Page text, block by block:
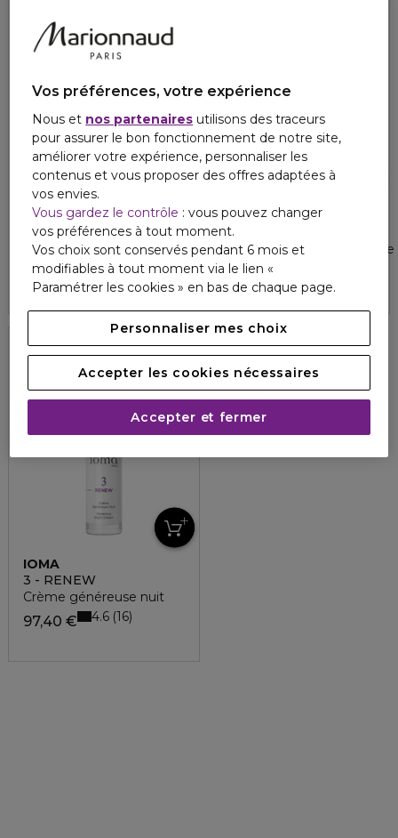
Exclusivité
IOMA
2 - ENERGIZE
Vitality Shot
79,80 €
4.4 105
IOMA
3 - RENEW
Crème Sublime Revitalisante
201,00 €
Exclusivité
IOMA
3 - RENEW
Crème généreuse nuit
97,40 € 4.6 16
Vos préférences, votre expérience
Nous et nos partenaires utilisons des traceurs
pour assurer le bon fonctionnement de notre site,
améliorer votre expérience, personnaliser les
contenus et vous proposer des offres adaptées à
vos envies.
Vous gardez le contrôle : vous pouvez changer
vos préférences à tout moment.
Vos choix sont conservés pendant 6 mois et
modifiables à tout moment via le lien «
Paramétrer les cookies » en bas de chaque page.
Personnaliser mes choix
Accepter les cookies nécessaires
Accepter et fermer